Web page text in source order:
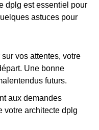
dplg est essentiel pour
astuces pour
vos attentes, votre
Une bonne
futurs.
aux demandes
votre architecte dplg